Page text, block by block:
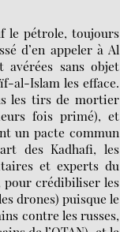
le pétrole, toujours
d’en appeler à Al
sans objet
al-Islam les efface.
les tirs de mortier
fois primé), et
un pacte commun
des Kadhafi, les
et experts du
pour crédibiliser les
drones) puisque le
contre les russes,